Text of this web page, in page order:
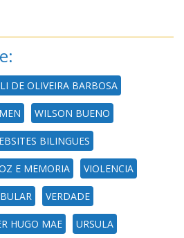
DE OLIVEIRA BARBOSA
WILSON BUENO
BILINGUES
E MEMORIA VIOLENCIA
VERDADE
HUGO MAE URSULA